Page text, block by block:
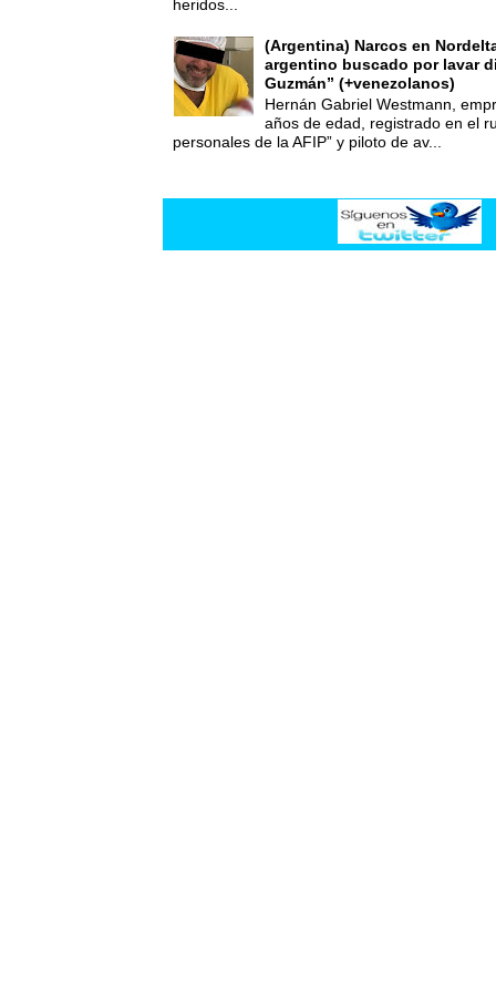
heridos...
(Argentina) Narcos en
argentino buscado por lavar
Guzmán” (+venezolanos)
Hernán Gabriel Westmann,
años de edad, registrado en el
personales de la AFIP” y piloto de av...